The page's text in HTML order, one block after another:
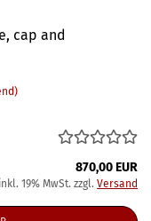
cap and
870,00 EUR
inkl. 19% MwSt. zzgl. Versand